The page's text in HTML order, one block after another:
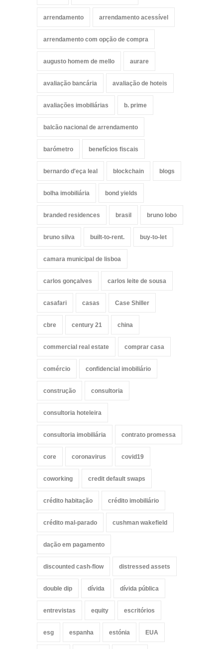
arrendamento arrendamento acessível
arrendamento com opção de compra
augusto homem de mello aurare
avaliação bancária avaliação de hoteis
avaliações imobiliárias b. prime
balcão nacional de arrendamento
barómetro benefícios fiscais
bernardo d'eça leal blockchain blogs
bolha imobiliária bond yields
branded residences brasil bruno lobo
bruno silva built-to-rent. buy-to-let
camara municipal de lisboa
carlos gonçalves carlos leite de sousa
casafari casas Case Shiller
cbre century 21 china
commercial real estate comprar casa
comércio confidencial imobiliário
construção consultoria
consultoria hoteleira
consultoria imobiliária contrato promessa
core coronavirus covid19
coworking credit default swaps
crédito habitação crédito imobiliário
crédito mal-parado cushman wakefield
dação em pagamento
discounted cash-flow distressed assets
double dip dívida dívida pública
entrevistas equity escritórios
esg espanha estónia EUA